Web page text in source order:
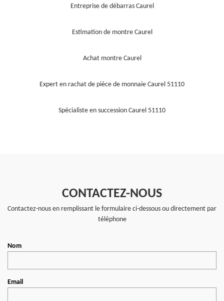
Entreprise de débarras Caurel
Estimation de montre Caurel
Achat montre Caurel
Expert en rachat de pièce de monnaie Caurel 51110
Spécialiste en succession Caurel 51110
CONTACTEZ-NOUS
Contactez-nous en remplissant le formulaire ci-dessous ou directement par
téléphone
Nom
Email